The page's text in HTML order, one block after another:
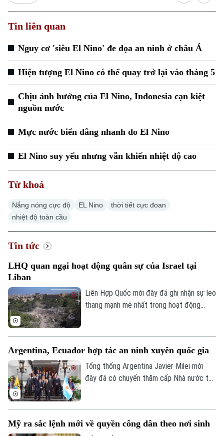
Tin liên quan
Nguy cơ 'siêu El Nino' đe dọa an ninh ở châu Á
Hiện tượng El Nino có thể quay trở lại vào tháng 5
Chịu ảnh hưởng của El Nino, Indonesia cạn kiệt
nguồn nước
Mực nước biển dâng nhanh do El Nino
El Nino suy yếu nhưng vẫn khiến nhiệt độ cao
Từ khoá
Nắng nóng cực độ EL Nino
thời tiết cực đoan
nhiệt độ toàn cầu
Tin tức
LHQ quan ngại hoạt động quân sự của Israel tại
Liban
Liên Hợp Quốc mới đây đã ghi nhận sự leo
thang mạnh mẽ nhất trong hoạt động
nhiều khu vực.
Argentina, Ecuador hợp tác an ninh xuyên quốc gia
Tổng thống Argentina Javier Milei mới
đây đã có chuyến thăm cấp Nhà nước tới
nhiều thỏa thuận quan trọng nhằm thắt
Mỹ ra sắc lệnh mới về quyền công dân theo nơi sinh